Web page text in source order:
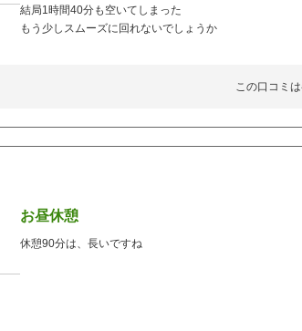
結局1時間40分も空いてしまった
もう少しスムーズに回れないでしょうか
この口コミ
お昼休憩
休憩90分は、長いですね